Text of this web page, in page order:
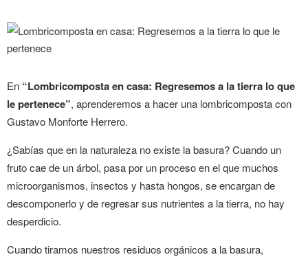
COLABORADORES
En “Lombricomposta en casa: Regresemos a la tierra lo que
le pertenece”, aprenderemos a hacer una lombricomposta con
Gustavo Monforte Herrero.
¿Sabías que en la naturaleza no existe la basura? Cuando un
fruto cae de un árbol, pasa por un proceso en el que muchos
microorganismos, insectos y hasta hongos, se encargan de
descomponerlo y de regresar sus nutrientes a la tierra, no hay
desperdicio.
Cuando tiramos nuestros residuos orgánicos a la basura,